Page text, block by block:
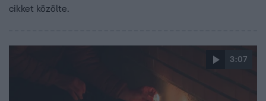
cikket közölte.
3:07